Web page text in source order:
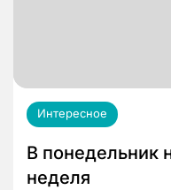
Интересное
В понедельник
неделя